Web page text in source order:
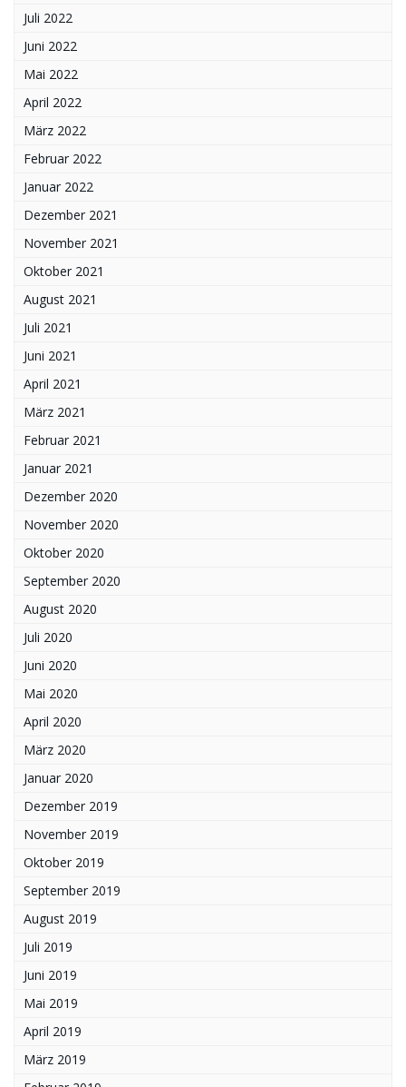
Juli 2022
Juni 2022
Mai 2022
April 2022
März 2022
Februar 2022
Januar 2022
Dezember 2021
November 2021
Oktober 2021
August 2021
Juli 2021
Juni 2021
April 2021
März 2021
Februar 2021
Januar 2021
Dezember 2020
November 2020
Oktober 2020
September 2020
August 2020
Juli 2020
Juni 2020
Mai 2020
April 2020
März 2020
Januar 2020
Dezember 2019
November 2019
Oktober 2019
September 2019
August 2019
Juli 2019
Juni 2019
Mai 2019
April 2019
März 2019